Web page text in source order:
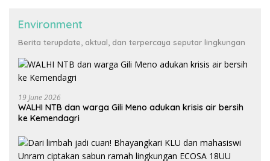
Environment
Berita terupdate, aktual, dan terpercaya seputar lingkungan
19 June 2026
WALHI NTB dan warga Gili Meno adukan krisis air bersih
ke Kemendagri